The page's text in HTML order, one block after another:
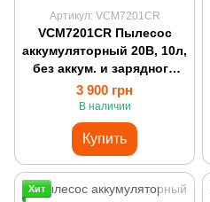
Артикул: VCM7201CR
VCM7201CR Пылесос
аккумуляторный 20В, 10л,
без аккум. и зарядного
устройства Sturmax
3 900 грн
В наличии
Купить
Хит